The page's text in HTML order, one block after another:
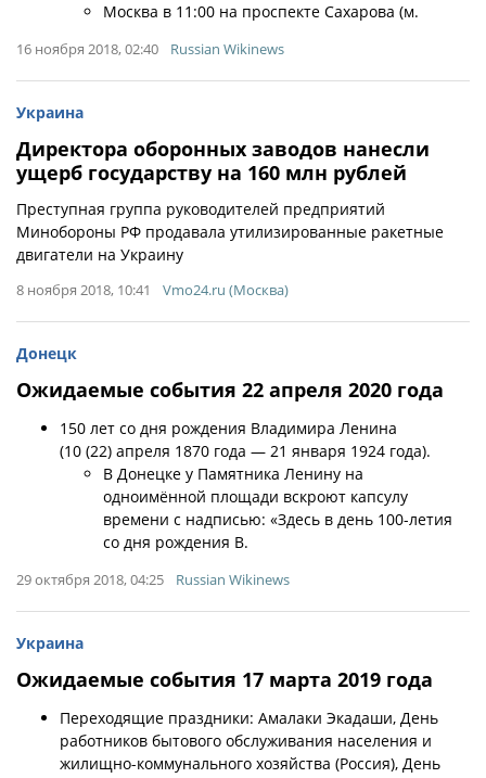
Москва в 11:00 на проспекте Сахарова (м.
16 ноября 2018, 02:40 Russian Wikinews
Украина
Директора оборонных заводов нанесли
ущерб государству на 160 млн рублей
Преступная группа руководителей предприятий
Минобороны РФ продавала утилизированные ракетные
двигатели на Украину
8 ноября 2018, 10:41 Vmo24.ru (Москва)
Донецк
Ожидаемые события 22 апреля 2020 года
150 лет со дня рождения Владимира Ленина
(10 (22) апреля 1870 года — 21 января 1924 года).
В Донецке у Памятника Ленину на
одноимённой площади вскроют капсулу
времени с надписью: «Здесь в день 100-летия
со дня рождения В.
29 октября 2018, 04:25 Russian Wikinews
Украина
Ожидаемые события 17 марта 2019 года
Переходящие праздники: Амалаки Экадаши, День
работников бытового обслуживания населения и
жилищно-коммунального хозяйства (Россия), День